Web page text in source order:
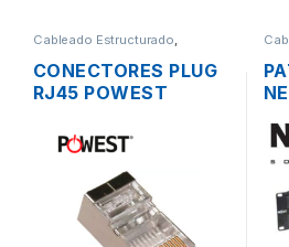
Cableado Estructurado,
CONECTORES PLUG
RJ45 POWEST
BLINDADOS CAT6A